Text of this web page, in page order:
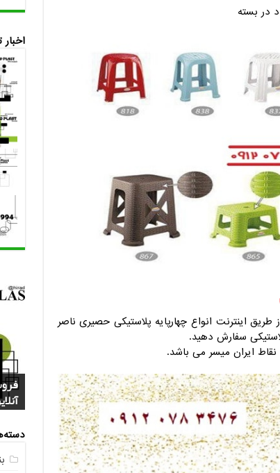
اینترنت انواع چهارپایه پلاستیکی حصیری ناصر
سفارش دهید.
ایران میسر می باشد.
+